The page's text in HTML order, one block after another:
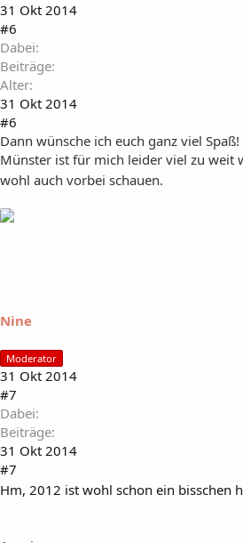
31 Okt 2014
#6
Dabei
Beiträge
Alter
31 Okt 2014
#6
Dann wünsche ich euch ganz viel Spaß!
Münster ist für mich leider viel zu weit
wohl auch vorbei schauen.
Nine
Moderator
31 Okt 2014
#7
Dabei
Beiträge
31 Okt 2014
#7
Hm, 2012 ist wohl schon ein bisschen